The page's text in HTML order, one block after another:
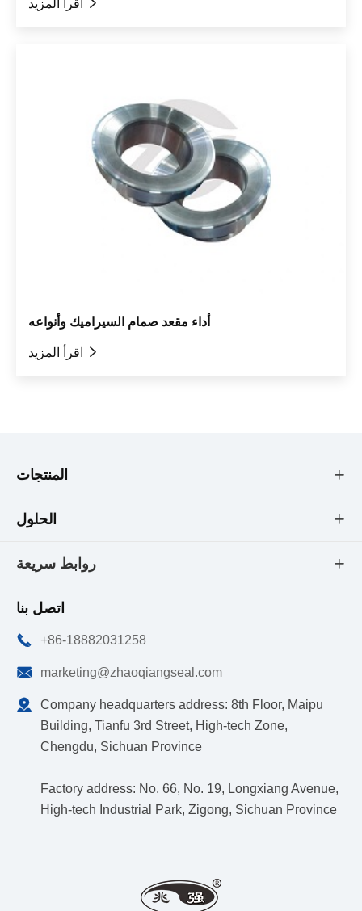

أداء مقعد صمام السيراميك وأنواعه

المنتجات 
الحلول 
روابط سريعة 
اتصل بنا
 +86-18882031258
 marketing@zhaoqiangseal.com

Company headquarters address: 8th Floor, Maipu
Building, Tianfu 3rd Street, High-tech Zone,
Chengdu, Sichuan Province
Factory address: No. 66, No. 19, Longxiang Avenue,
High-tech Industrial Park, Zigong, Sichuan Province